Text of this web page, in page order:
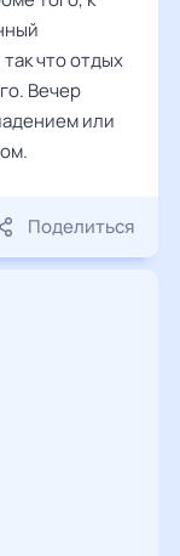
что отдых
Вечер
или
Поделиться